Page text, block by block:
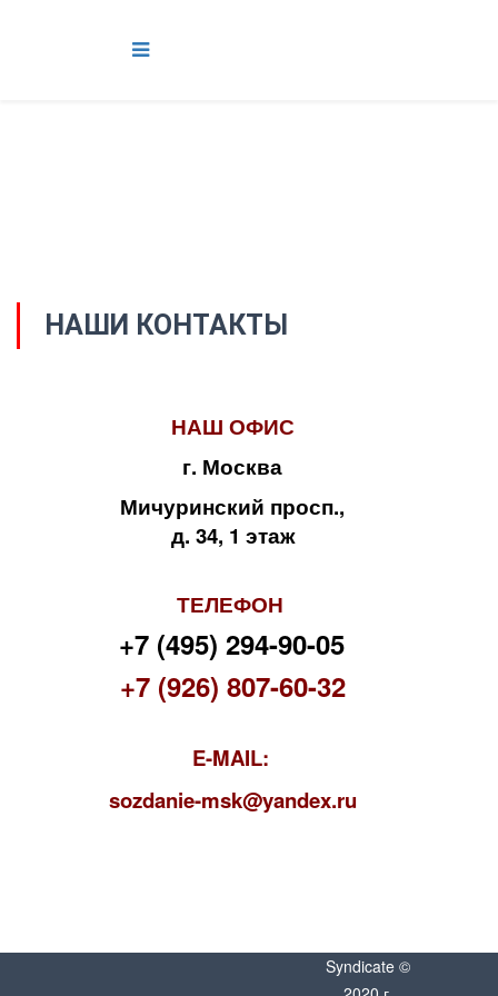
НАШИ КОНТАКТЫ
НАШ ОФИС
г. Москва
Мичуринский просп.,
д. 34, 1 этаж
ТЕЛЕФОН
+7 (495) 294-90-05
+7 (926) 807-60-32
E-MAIL:
sozdanie-msk@yandex.ru
Syndicate ©